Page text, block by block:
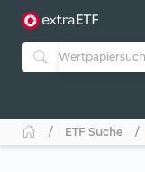
ETF Suche